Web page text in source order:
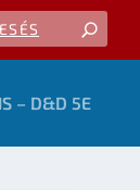
– D&D 5E